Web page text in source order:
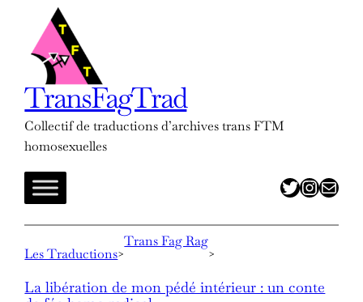
contenu
TransFagTrad
Collectif de traductions d’archives trans FTM
homosexuelles
twitter
insta
adresse mail
Les Traductions>
Trans Fag Rag
>
La libération de mon pédé intérieur : un conte